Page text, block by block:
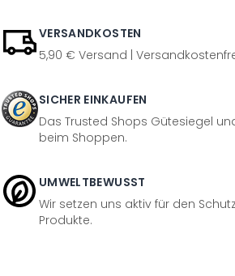
VERSANDKOSTEN
5,90 € Versand |
SICHER EINKAUFEN
Das Trusted Shops Gütesiegel
beim Shoppen.
UMWELTBEWUSST
Wir setzen uns aktiv für den
Produkte.